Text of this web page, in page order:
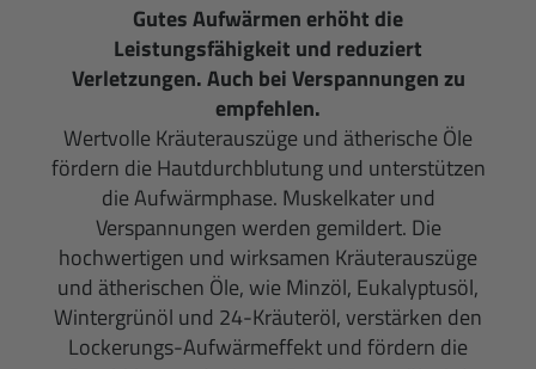
Gutes Aufwärmen erhöht die
Leistungsfähigkeit und reduziert
Verletzungen. Auch bei Verspannungen zu
empfehlen.
Wertvolle Kräuterauszüge und ätheri­sche Öle
fördern die Hautdurchblutung und unterstützen
die Aufwärmphase. Muskelkater und
Verspannungen werden gemildert. Die
hochwertigen und wirksamen Kräuterauszüge
und ätherischen Öle, wie Minzöl, Eukalyptusöl,
Wintergrünöl und 24-Kräuteröl, verstärken den
Lockerungs-Aufwärmeffekt und fördern die